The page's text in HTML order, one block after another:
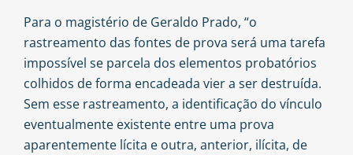
Para o magistério de Geraldo Prado, “o
rastreamento das fontes de prova será uma tarefa
impossível se parcela dos elementos probatórios
colhidos de forma encadeada vier a ser destruída.
Sem esse rastreamento, a identificação do vínculo
eventualmente existente entre uma prova
aparentemente lícita e outra, anterior, ilícita, de